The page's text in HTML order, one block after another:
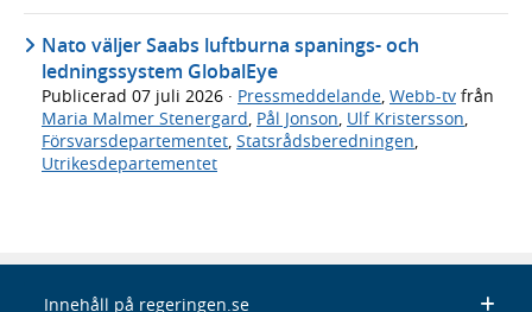
Nato väljer Saabs luftburna spanings- och
ledningssystem GlobalEye
Publicerad 07 juli 2026 · Pressmeddelande, Webb-tv från
Maria Malmer Stenergard, Pål Jonson, Ulf Kristersson,
Försvarsdepartementet, Statsrådsberedningen,
Utrikesdepartementet
Innehåll på regeringen.se